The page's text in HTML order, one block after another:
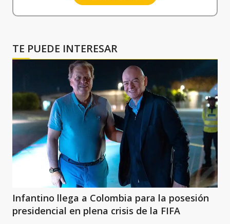
TE PUEDE INTERESAR
Infantino llega a Colombia para la posesión
presidencial en plena crisis de la FIFA